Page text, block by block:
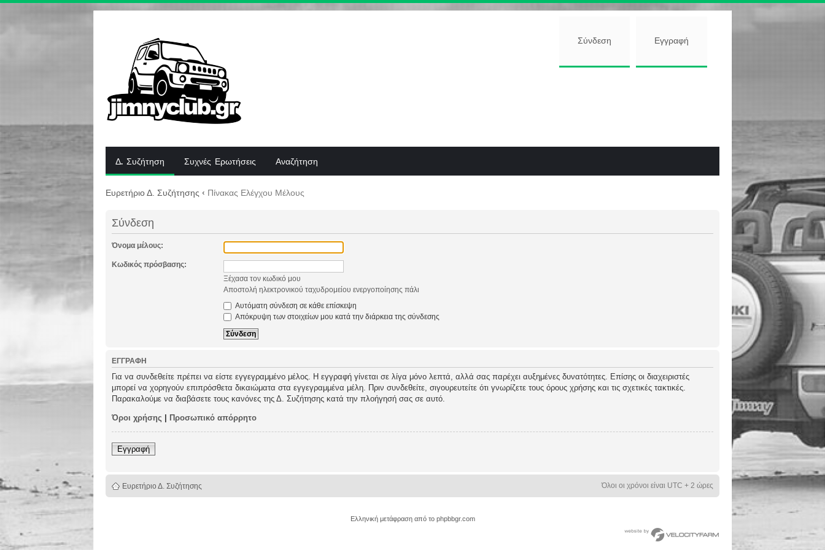
Σύνδεση Εγγραφή
Δ. Συζήτηση Συχνές Ερωτήσεις Αναζήτηση
Ευρετήριο Δ. Συζήτησης ‹ Πίνακας Ελέγχου Μέλους
Σύνδεση
Όνομα μέλους:
Κωδικός πρόσβασης:
Ξέχασα τον κωδικό μου
Αποστολή ηλεκτρονικού ταχυδρομείου ενεργοποίησης πάλι
Αυτόματη σύνδεση σε κάθε επίσκεψη
Απόκρυψη των στοιχείων μου κατά την διάρκεια της σύνδεσης
ΕΓΓΡΑΦΉ
Για να συνδεθείτε πρέπει να είστε εγγεγραμμένο μέλος. Η εγγραφή γίνεται σε λίγα μόνο λεπτά, αλλά σας παρέχει αυξημένες δυνατότητες. Επίσης οι διαχειριστές
μπορεί να χορηγούν επιπρόσθετα δικαιώματα στα εγγεγραμμένα μέλη. Πριν συνδεθείτε, σιγουρευτείτε ότι γνωρίζετε τους όρους χρήσης και τις σχετικές τακτικές.
Παρακαλούμε να διαβάσετε τους κανόνες της Δ. Συζήτησης κατά την πλοήγησή σας σε αυτό.
Όροι χρήσης Προσωπικό απόρρητο
Εγγραφή
Ευρετήριο Δ. Συζήτησης Όλοι οι χρόνοι είναι UTC + 2 ώρες
Ελληνική μετάφραση από το phpbbgr.com